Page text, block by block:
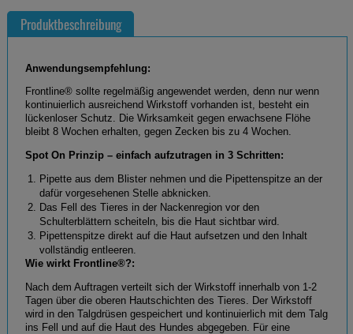
Produktbeschreibung
Anwendungsempfehlung:
Frontline® sollte regelmäßig angewendet werden, denn nur wenn
kontinuierlich ausreichend Wirkstoff vorhanden ist, besteht ein
lückenloser Schutz. Die Wirksamkeit gegen erwachsene Flöhe
bleibt 8 Wochen erhalten, gegen Zecken bis zu 4 Wochen.
Spot On Prinzip – einfach aufzutragen in 3 Schritten:
Pipette aus dem Blister nehmen und die Pipettenspitze an der
dafür vorgesehenen Stelle abknicken.
Das Fell des Tieres in der Nackenregion vor den
Schulterblättern scheiteln, bis die Haut sichtbar wird.
Pipettenspitze direkt auf die Haut aufsetzen und den Inhalt
vollständig entleeren.
Wie wirkt Frontline®?:
Nach dem Auftragen verteilt sich der Wirkstoff innerhalb von 1-2
Tagen über die oberen Hautschichten des Tieres. Der Wirkstoff
wird in den Talgdrüsen gespeichert und kontinuierlich mit dem Talg
ins Fell und auf die Haut des Hundes abgegeben. Für eine